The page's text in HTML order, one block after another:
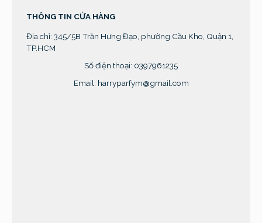
THÔNG TIN CỬA HÀNG
Địa chỉ: 345/5B Trần Hưng Đạo, phường Cầu Kho, Quận 1,
TP.HCM
Số điện thoại: 0397961235
Email: harryparfym@gmail.com